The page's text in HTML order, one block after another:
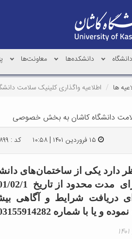
دانشکده‌ها معاونت‌ها
ها اطلاعیه واگذاری کلینیک سلامت
دانشگاه کاشان به بخش خصوصی
۱۵ فروردین ۱۴۰۱ | ۱۰:۵۸ کد : ۱۹۸۹۹
دارد یکی از ساختمان‌های